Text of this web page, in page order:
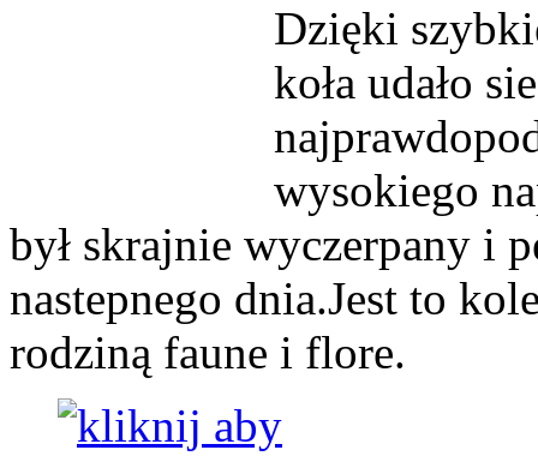
Dzięki
koła udało
wysokiego
był skrajnie wyczerpany i
nastepnego dnia.Jest to
rodziną faune i flore.